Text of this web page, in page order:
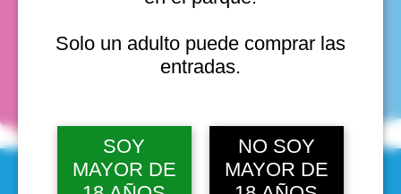
Solo un adulto puede comprar las
entradas.
SOY
MAYOR DE
NO SOY
MAYOR DE
fechas